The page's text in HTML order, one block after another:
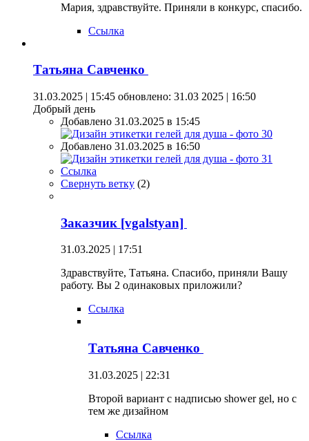
Мария, здравствуйте. Приняли в конкурс, спасибо.
Ссылка
Татьяна Савченко
31.03.2025 | 15:45 обновлено: 31.03 2025 | 16:50
Добрый день
Добавлено 31.03.2025 в 15:45
Добавлено 31.03.2025 в 16:50
Ссылка
Свернуть ветку (2)
Заказчик [vgalstyan]
31.03.2025 | 17:51
Здравствуйте, Татьяна. Спасибо, приняли Вашу
работу. Вы 2 одинаковых приложили?
Ссылка
Татьяна Савченко
31.03.2025 | 22:31
Второй вариант с надписью shower gel, но с
тем же дизайном
Ссылка